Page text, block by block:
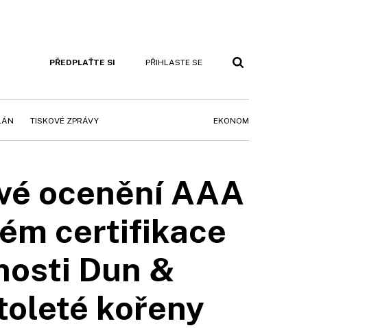
PŘEDPLAŤTE SI PŘIHLASTE SE
TISKOVÉ ZPRÁVY EKONOM
ocenění AAA
certifikace
Dun &
kořeny